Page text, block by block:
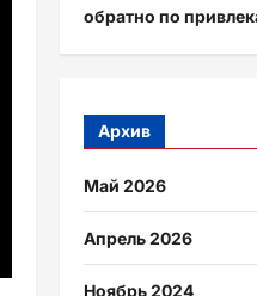
обратно по
Архив
Май 2026
Апрель 2026
Ноябрь 2024